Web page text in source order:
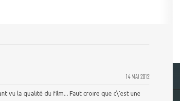
14 MAI 2012
vu la qualité du film... Faut croire que c\'est une